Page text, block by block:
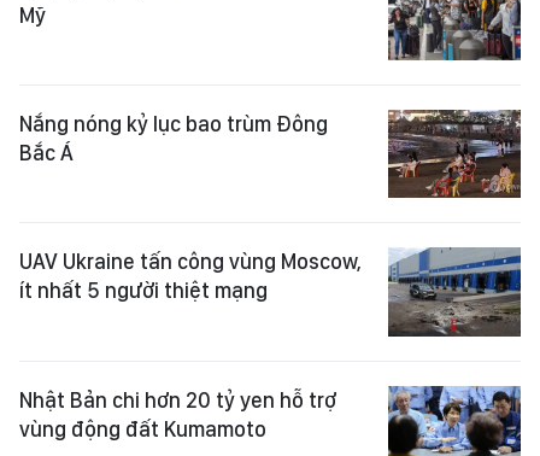
Mỹ
Nắng nóng kỷ lục bao trùm Đông
Bắc Á
UAV Ukraine tấn công vùng Moscow,
ít nhất 5 người thiệt mạng
Nhật Bản chi hơn 20 tỷ yen hỗ trợ
vùng động đất Kumamoto